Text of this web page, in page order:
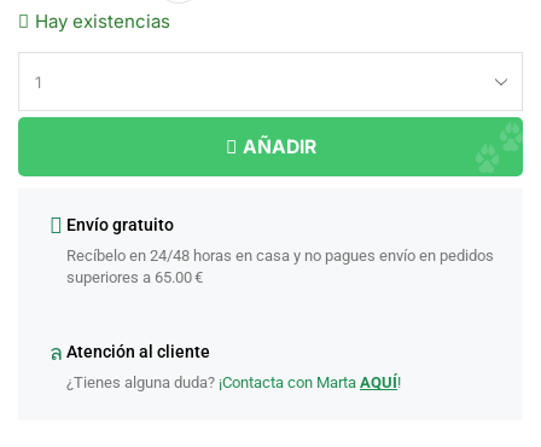
Hay existencias
AÑADIR
Envío gratuito
Recíbelo en 24/48 horas en casa y no pagues envío en pedidos
superiores a 65.00 €
Atención al cliente
¿Tienes alguna duda? ¡Contacta con Marta AQUÍ!